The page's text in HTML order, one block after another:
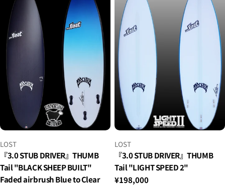
小
贩：
LOST
『3.0 STUB DRIVER』THUMB
Tail "BLACK SHEEP BUILT"
Faded airbrush Blue to Clear
小
贩：
LOST
『3.0 STUB DRIVER』THUMB
Tail "LIGHT SPEED 2"
正
¥198,000